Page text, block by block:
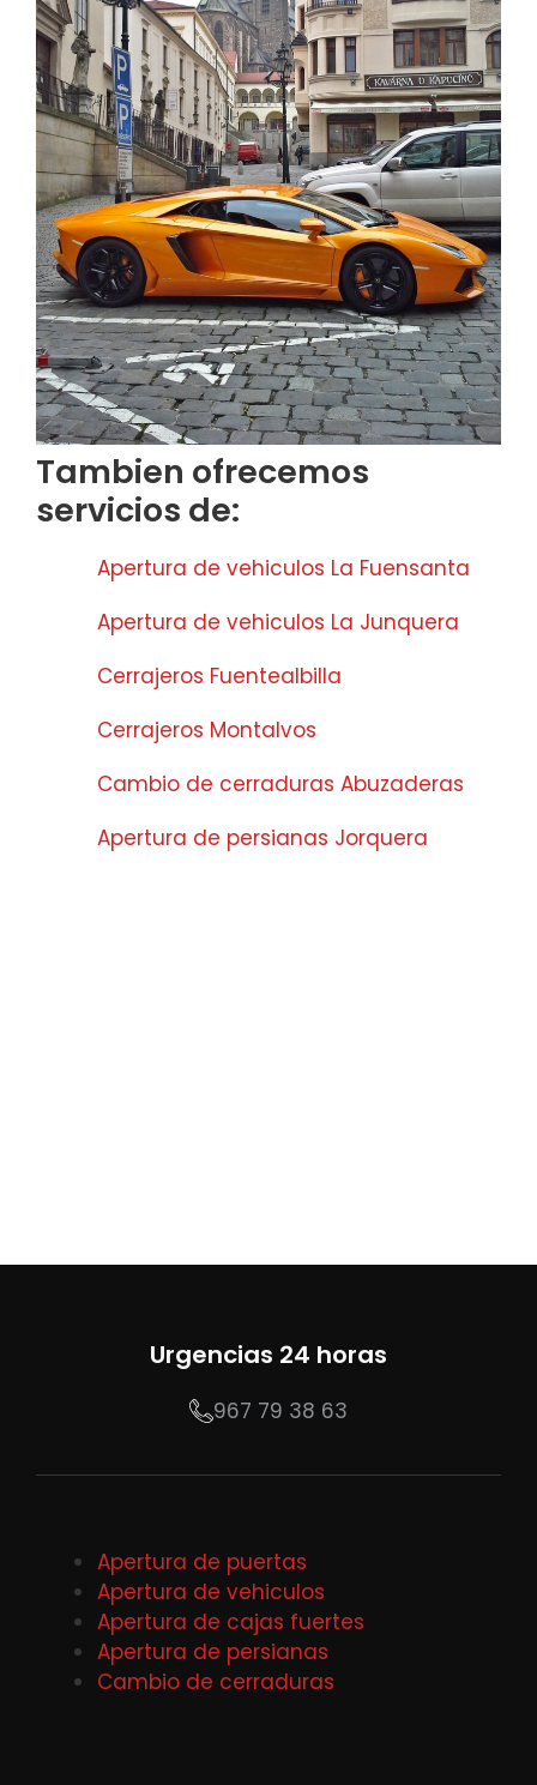
Tambien ofrecemos
servicios de:
Apertura de vehiculos La Fuensanta
Apertura de vehiculos La Junquera
Cerrajeros Fuentealbilla
Cerrajeros Montalvos
Cambio de cerraduras Abuzaderas
Apertura de persianas Jorquera
Urgencias 24 horas
967 79 38 63
Apertura de puertas
Apertura de vehiculos
Apertura de cajas fuertes
Apertura de persianas
Cambio de cerraduras